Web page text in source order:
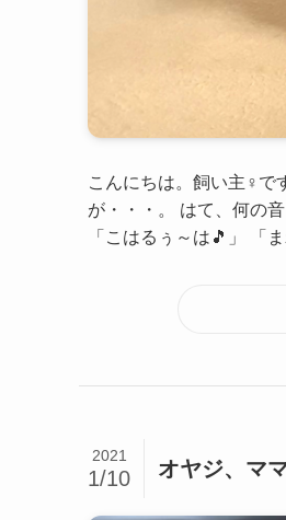
こんにちは。飼い主♀で
が・・・。 はて、何の
「こはるぅ～は🎵」 「
オヤジ、マ
2021
1/10